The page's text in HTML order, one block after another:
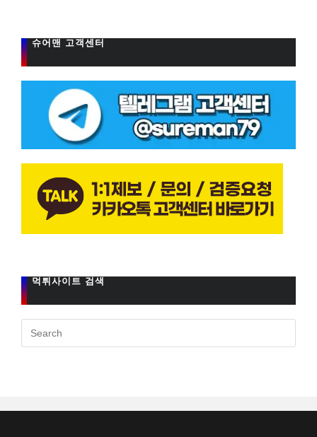
슈어맨 고객센터
먹튀사이트 검색